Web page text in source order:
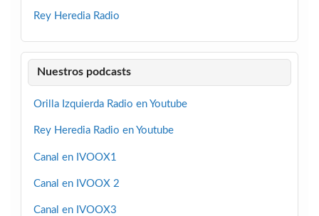
Rey Heredia Radio
Nuestros podcasts
Orilla Izquierda Radio en Youtube
Rey Heredia Radio en Youtube
Canal en IVOOX1
Canal en IVOOX 2
Canal en IVOOX3